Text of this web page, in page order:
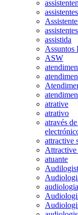
assistentes
assistida
Assuntos
ASW
atrative
atrativo
através
attractive
Attractive
atuante